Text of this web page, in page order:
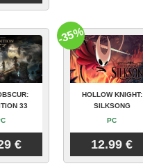
33
€
HOLLOW KNIGHT:
SILKSONG
PC
12.99 €
-35%